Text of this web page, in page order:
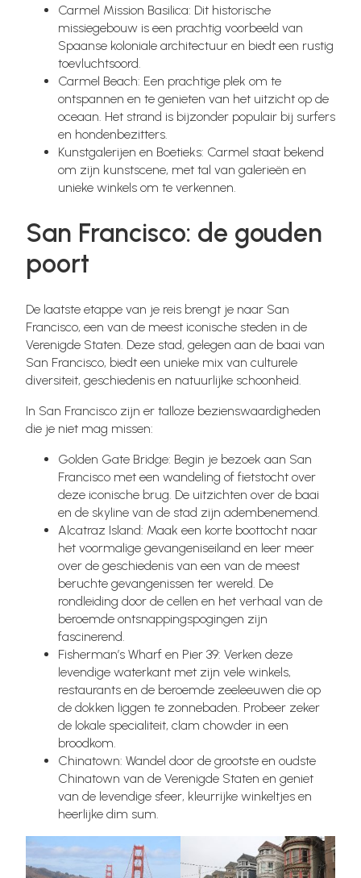
Carmel Mission Basilica: Dit historische
missiegebouw is een prachtig voorbeeld van
Spaanse koloniale architectuur en biedt een rustig
toevluchtsoord.
Carmel Beach: Een prachtige plek om te
ontspannen en te genieten van het uitzicht op de
oceaan. Het strand is bijzonder populair bij surfers
en hondenbezitters.
Kunstgalerijen en Boetieks: Carmel staat bekend
om zijn kunstscene, met tal van galerieën en
unieke winkels om te verkennen.
San Francisco: de gouden
poort
De laatste etappe van je reis brengt je naar San
Francisco, een van de meest iconische steden in de
Verenigde Staten. Deze stad, gelegen aan de baai van
San Francisco, biedt een unieke mix van culturele
diversiteit, geschiedenis en natuurlijke schoonheid.
In San Francisco zijn er talloze bezienswaardigheden
die je niet mag missen:
Golden Gate Bridge: Begin je bezoek aan San
Francisco met een wandeling of fietstocht over
deze iconische brug. De uitzichten over de baai
en de skyline van de stad zijn adembenemend.
Alcatraz Island: Maak een korte boottocht naar
het voormalige gevangeniseiland en leer meer
over de geschiedenis van een van de meest
beruchte gevangenissen ter wereld. De
rondleiding door de cellen en het verhaal van de
beroemde ontsnappingspogingen zijn
fascinerend.
Fisherman’s Wharf en Pier 39: Verken deze
levendige waterkant met zijn vele winkels,
restaurants en de beroemde zeeleeuwen die op
de dokken liggen te zonnebaden. Probeer zeker
de lokale specialiteit, clam chowder in een
broodkom.
Chinatown: Wandel door de grootste en oudste
Chinatown van de Verenigde Staten en geniet
van de levendige sfeer, kleurrijke winkeltjes en
heerlijke dim sum.